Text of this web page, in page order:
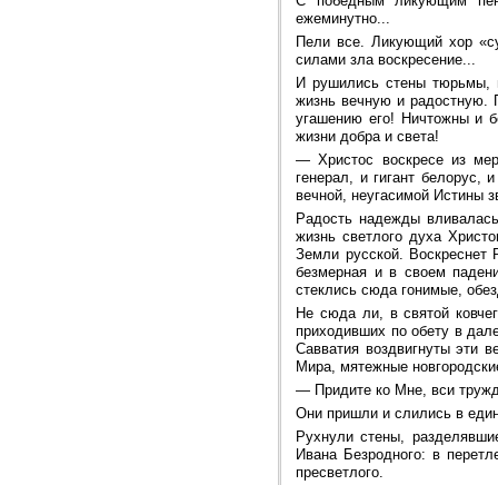
ежеминутно...
Пели все. Ликующий хор
силами зла воскресение...
И рушились стены тюрьмы,
жизнь вечную и радостную.
угашению его! Ничтожны и
жизни добра и света!
—Христос воскресе из
генерал, и гигант
вечной, неугасимой Истины
Радость надежды
жизнь светлого духа
Земли русской. Воскреснет
безмерная и в своем
стеклись сюда гонимые,
Не сюда ли, в святой
приходивших по обету в
Савватия воздвигнуты эти
Мира, мятежные
— Придите ко Мне, вси
Они пришли и слились в
Рухнули стены,
Ивана Безродного: в
пресветлого.